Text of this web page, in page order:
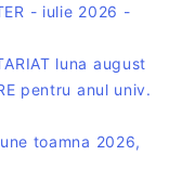
- iulie 2026 -
luna august
pentru anul univ.
toamna 2026,